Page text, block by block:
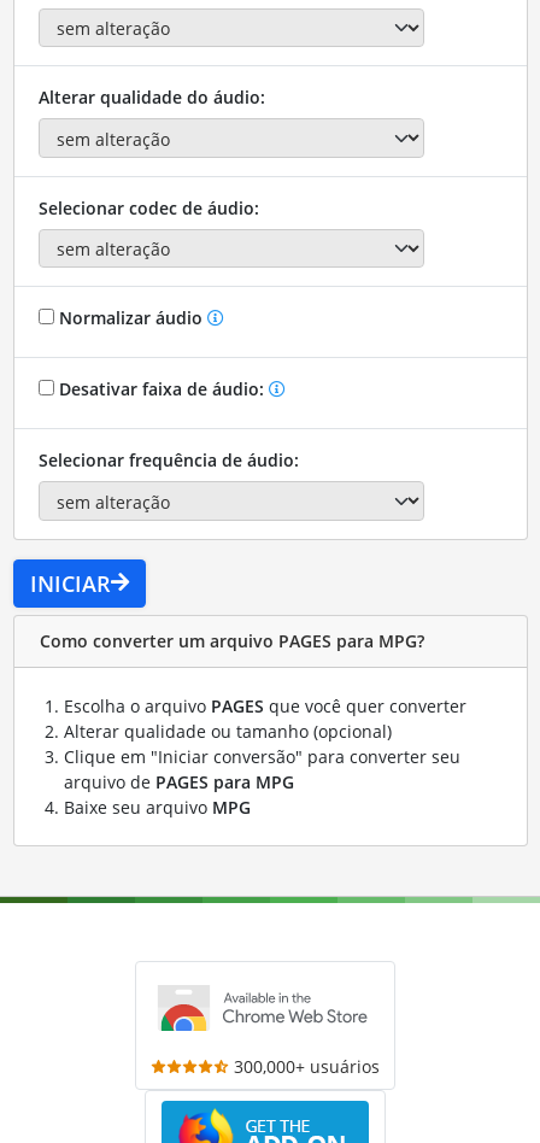
Alterar qualidade do áudio:
Selecionar codec de áudio:
Normalizar áudio
Desativar faixa de áudio:
Selecionar frequência de áudio:
INICIAR
Como converter um arquivo PAGES para MPG?
Escolha o arquivo PAGES que você quer converter
Alterar qualidade ou tamanho (opcional)
Clique em "Iniciar conversão" para converter seu
arquivo de PAGES para MPG
Baixe seu arquivo MPG
300,000+ usuários